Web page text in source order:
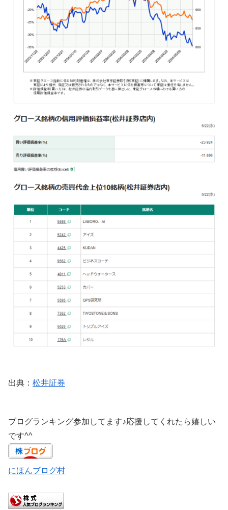
出典： 松井証券
ブログランキング参加してます♪応援してくれたら嬉しい
です^^
にほんブログ村